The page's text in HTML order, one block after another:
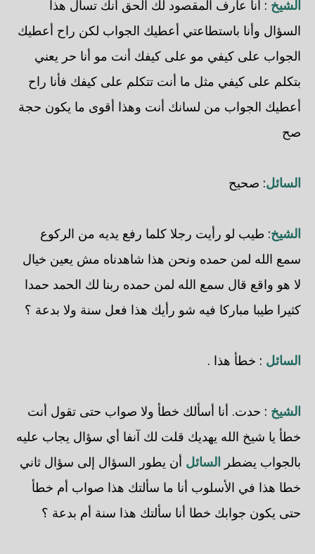
الشيخ : أنا عارف المقصود لك الحق أنك تسأل هذا
السؤال وأنا باستطاعتي أعطيك الجواب لكن راح أعطيك
الجواب على كيفي مو على كيفك أنت مو أنا حر يعني
بتكلم على كيفي مثل ما أنت تتكلم على كيفك فأنا راح
أعطيك الجواب من لسانك أنت وهذا أقوى ما يكون حجة
صح
السائل: صحيح
الشيخ: طيب لو رأيت رجلا كلما رفع يديه من الركوع
سمع الله لمن حمده ونحن هذا شاهدناه مش يعين خيال
لا هو واقع قال سمع الله لمن حمده ربنا لك الحمد حمدا
كثيرا طيبا مباركا فيه شو رأيك هذا فعل سنة ولا بدعة ؟
السائل : خطأ هذا .
الشيخ : حدت. أنا أسألك خطأ ولا صواب حتى تقول أنت
خطأ يا شيخ الله يهديك قلت لك آنفا أي سؤال يجاب عليه
بالجواب يضطر السائل أن يطور السؤال إلى سؤال ثاني
خطا هذا في الأسلوب أنا ما سألتك هذا صواب أم خطأ
حتى يكون جوابك خطا أنا سألتك هذا سنة أم بدعة ؟